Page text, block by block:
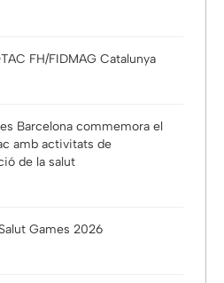
FH/FIDMAG Catalunya
Barcelona commemora el
amb activitats de
de la salut
Games 2026